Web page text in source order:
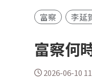
富察
李延
富察何
2026-06-10